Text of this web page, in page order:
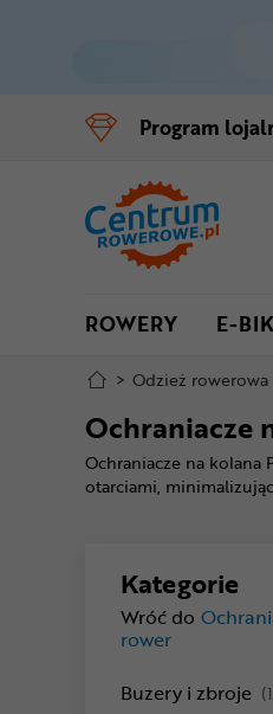
Menu
Filtry
Stopka
Program
ROWERY E-
> Odzież rowerowa
Ochraniacze
Ochraniacze na kolana
otarciami,
Kategorie
Wróć do
rower
Buzery i zbroje